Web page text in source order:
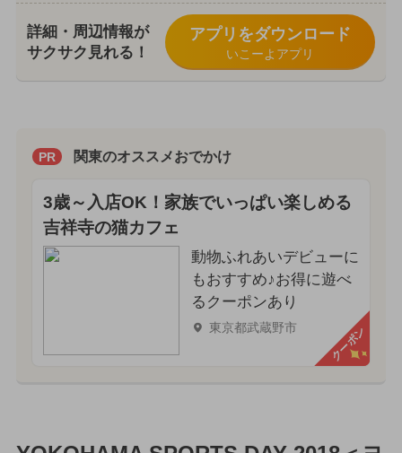
詳細・周辺情報が
サクサク見れる！
アプリをダウンロード
いこーよアプリ
PR 関東のオススメおでかけ
3歳～入店OK！家族でいっぱい楽しめる
吉祥寺の猫カフェ
動物ふれあいデビューに
もおすすめ♪お得に遊べ
るクーポンあり
東京都武蔵野市 クーポン